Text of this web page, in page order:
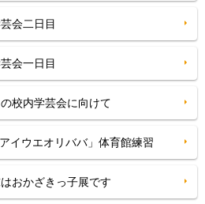
会二日目
会一日目
校内学芸会に向けて
イウエオリババ」体育館練習
おかざきっ子展です